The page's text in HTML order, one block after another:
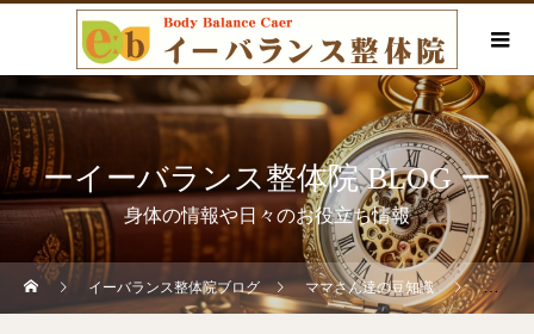
ーイーバランス整体院 BLOG ー
身体の情報や日々のお役立ち情報
イーバランス整体院ブログ ママさん達の豆知識 お出か